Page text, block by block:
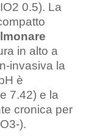
0.5). La
in alto a
invasiva la
è
7.42) e la
cronica per
).